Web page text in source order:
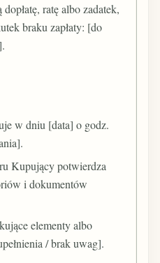
ratę albo zadatek,
braku zapłaty: [do
w dniu [data] o godz.
Kupujący potwierdza
i dokumentów
elementy albo
/ brak uwag].